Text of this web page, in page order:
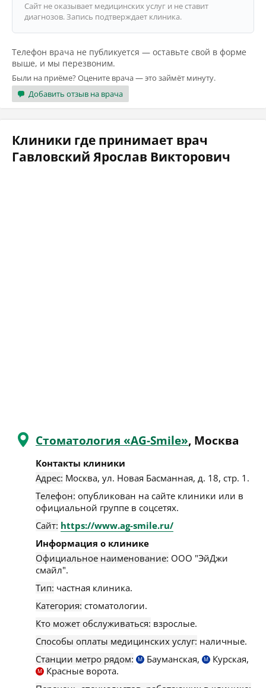
Сайт не оказывает медицинских услуг и не ставит
диагнозов. Запись подтверждает клиника.
Телефон врача не публикуется — оставьте свой в форме
выше, и мы перезвоним.
Были на приёме? Оцените врача — это займёт минуту.
Добавить отзыв на врача
Клиники где принимает врач
Гавловский Ярослав Викторович
Стоматология «AG-Smile», Москва
Контакты клиники
Адрес: Москва, ул. Новая Басманная, д. 18, стр. 1 .
Телефон: опубликован на сайте клиники или в
официальной группе в соцсетях.
Сайт: https://www.ag-smile.ru/
Информация о клинике
Официальное наименование: ООО "ЭйДжи
смайл".
Тип: частная клиника.
Категория: стоматологии.
Кто может обслуживаться: взрослые.
Способы оплаты медицинских услуг: наличные.
Станции метро рядом:
М Бауманская, М Курская,
М
Красные ворота.